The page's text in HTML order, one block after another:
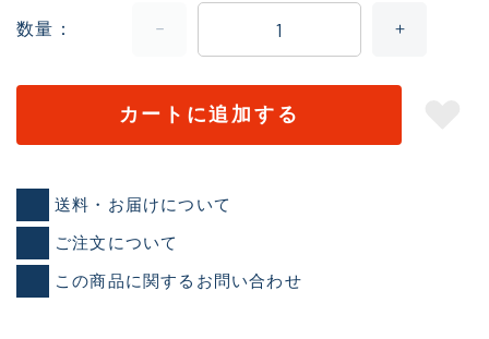
数量
カートに追加する
送料・お届けについて
ご注文について
この商品に関するお問い合わせ